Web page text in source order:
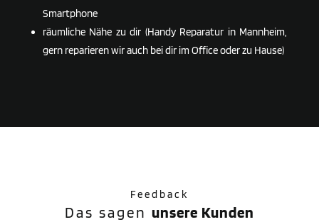
Smartphone
räumliche Nähe zu dir (Handy Reparatur in Mannheim,
gern reparieren wir auch bei dir im Office oder zu Hause)
Feedback
Das sagenunsere Kunden